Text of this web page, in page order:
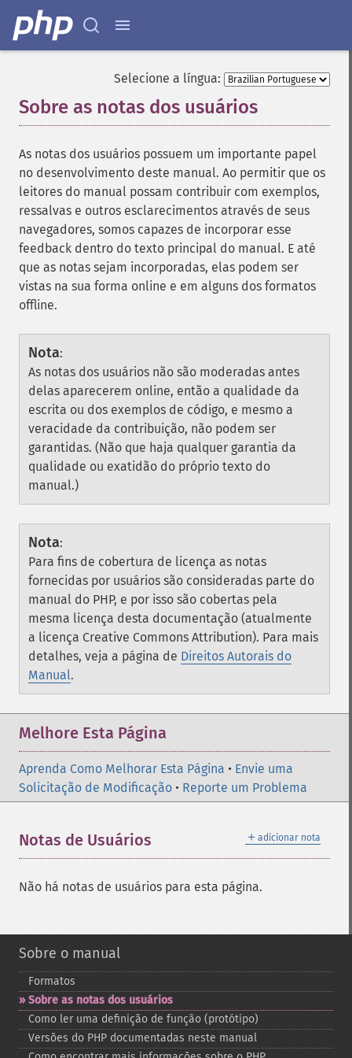
Selecione a língua:
Sobre as notas dos usuários
As notas dos usuários possuem um importante papel
no desenvolvimento deste manual. Ao permitir que os
leitores do manual possam contribuir com exemplos,
ressalvas e outros esclarecimentos através de seus
navegadores, somos capazes de incorporar esse
feedback dentro do texto principal do manual. E até
que as notas sejam incorporadas, elas podem ser
vistas na sua forma online e em alguns dos formatos
offline.
Nota:
As notas dos usuários não são moderadas antes
delas aparecerem online, então a qualidade da
escrita ou dos exemplos de código, e mesmo a
veracidade da contribuição, não podem ser
garantidas. (Não que haja qualquer garantia da
qualidade ou exatidão do próprio texto do
manual.)
Nota:
Para fins de cobertura de licença as notas
fornecidas por usuários são consideradas parte do
manual do PHP, e por isso são cobertas pela
mesma licença desta documentação (atualmente
a licença Creative Commons Attribution). Para mais
detalhes, veja a página de Direitos Autorais do
Manual.
Melhore Esta Página
Aprenda Como Melhorar Esta Página • Envie uma
Solicitação de Modificação • Reporte um Problema
＋ adicionar nota
Notas de Usuários
Não há notas de usuários para esta página.
Sobre o manual
Formatos
Sobre as notas dos usuários
Como ler uma definição de função (protótipo)
Versões do PHP documentadas neste manual